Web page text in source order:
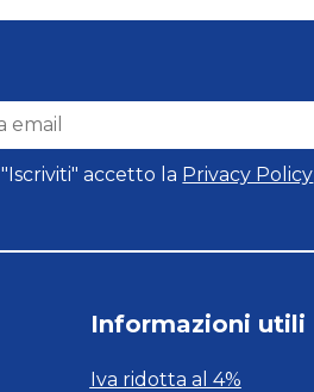
accetto la Privacy Policy
Informazioni utili
Iva ridotta al 4%